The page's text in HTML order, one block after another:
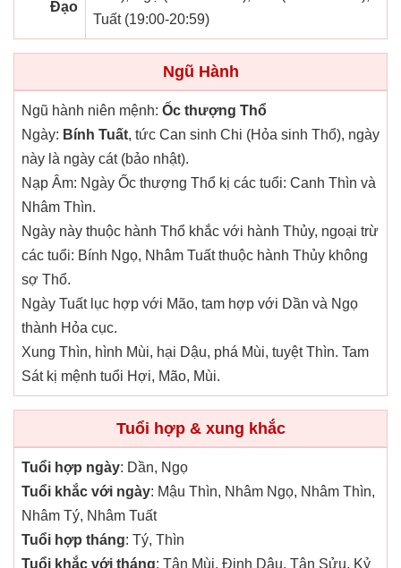
Đạo
Tuất (19:00-20:59)
Ngũ Hành
Ngũ hành niên mệnh: Ốc thượng Thổ
Ngày: Bính Tuất, tức Can sinh Chi (Hỏa sinh Thổ), ngày
này là ngày cát (bảo nhật).
Nạp Âm: Ngày Ốc thượng Thổ kị các tuổi: Canh Thìn và
Nhâm Thìn.
Ngày này thuộc hành Thổ khắc với hành Thủy, ngoại trừ
các tuổi: Bính Ngọ, Nhâm Tuất thuộc hành Thủy không
sợ Thổ.
Ngày Tuất lục hợp với Mão, tam hợp với Dần và Ngọ
thành Hỏa cục.
Xung Thìn, hình Mùi, hại Dậu, phá Mùi, tuyệt Thìn. Tam
Sát kị mệnh tuổi Hợi, Mão, Mùi.
Tuổi hợp & xung khắc
Tuổi hợp ngày: Dần, Ngọ
Tuổi khắc với ngày: Mậu Thìn, Nhâm Ngọ, Nhâm Thìn,
Nhâm Tý, Nhâm Tuất
Tuổi hợp tháng: Tý, Thìn
Tuổi khắc với tháng: Tân Mùi, Đinh Dậu, Tân Sửu, Kỷ